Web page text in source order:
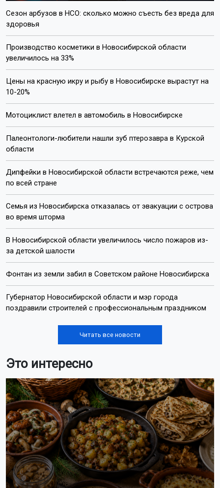
Сезон арбузов в НСО: сколько можно съесть без вреда для
здоровья
Производство косметики в Новосибирской области
увеличилось на 33%
Цены на красную икру и рыбу в Новосибирске вырастут на
10-20%
Мотоциклист влетел в автомобиль в Новосибирске
Палеонтологи-любители нашли зуб птерозавра в Курской
области
Дипфейки в Новосибирской области встречаются реже, чем
по всей стране
Семья из Новосибирска отказалась от эвакуации с острова
во время шторма
В Новосибирской области увеличилось число пожаров из-
за детской шалости
Фонтан из земли забил в Советском районе Новосибирска
Губернатор Новосибирской области и мэр города
поздравили строителей с профессиональным праздником
Читать все новости
Это интересно